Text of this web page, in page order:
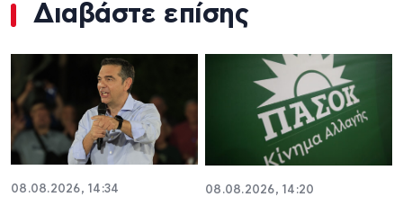
Διαβάστε επίσης
08.08.2026, 14:34 08.08.2026, 14:20